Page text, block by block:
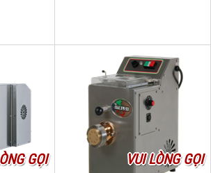
GỌI VUI LÒNG GỌI